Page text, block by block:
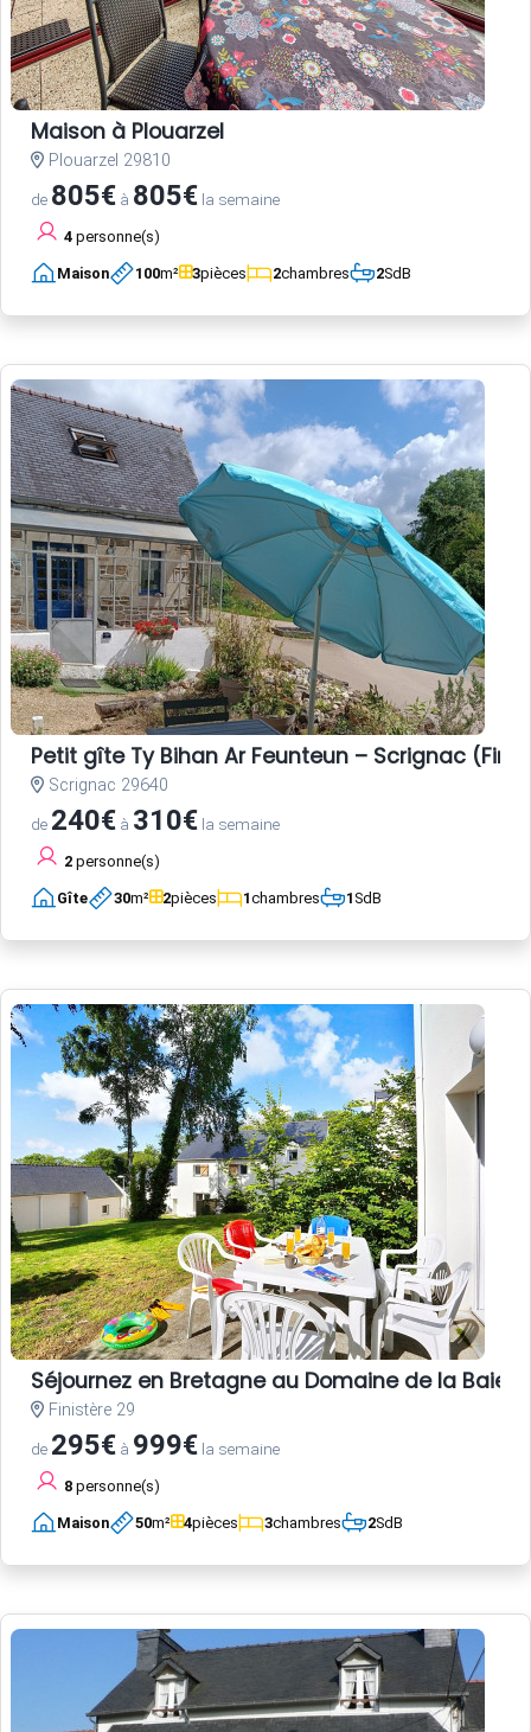
Maison à Plouarzel
Plouarzel 29810
de 805€ à 805€ la semaine
4 personne(s)
Maison 100m² 3pièces 2chambres 2SdB
Petit gîte Ty Bihan Ar Feunteun – Scrignac
Scrignac 29640
de 240€ à 310€ la semaine
2 personne(s)
Gîte 30m² 2pièces 1chambres 1SdB
Séjournez en Bretagne au Domaine de la Baie
Finistère 29
de 295€ à 999€ la semaine
8 personne(s)
Maison 50m² 4pièces 3chambres 2SdB